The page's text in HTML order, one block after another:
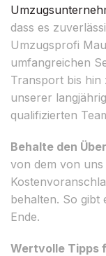
dass es
Umzugsprofi
umfangreichen
Transport bis hin
unserer
qualifizierten
Behalte den
von dem von
behalten. So gibt
Ende.
Wertvolle Tipps